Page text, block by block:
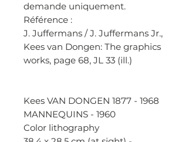
demande uniquement.
Référence :
J. Juffermans / J. Juffermans Jr.,
Kees van Dongen: The graphics
works, page 68, JL 33 (ill.)
Kees VAN DONGEN 1877 - 1968
MANNEQUINS - 1960
Color lithography